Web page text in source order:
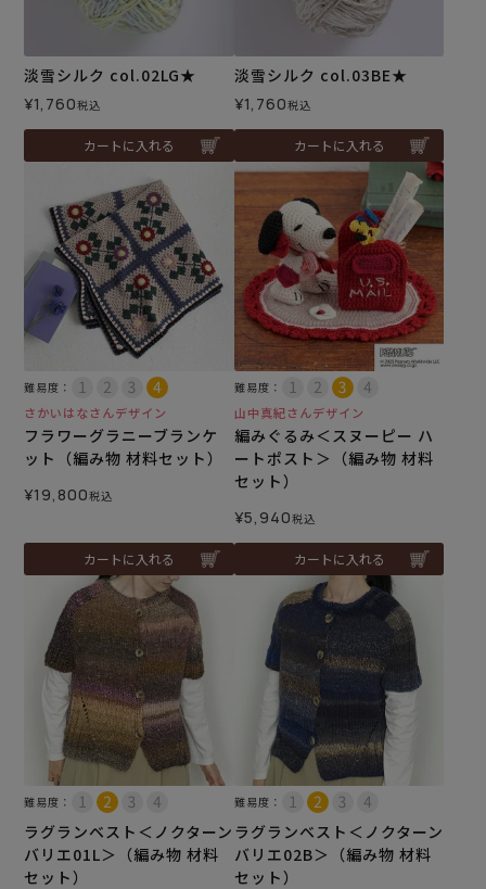
淡雪シルク col.02LG★
¥1,760税込
カートに入れる
淡雪シルク col.03BE★
¥1,760税込
カートに入れる
難易度：
さかいはなさんデザイン
フラワーグラニーブランケ
ット（編み物 材料セット）
¥19,800税込
カートに入れる
難易度：
山中真紀さんデザイン
編みぐるみ＜スヌーピー ハ
ートポスト＞（編み物 材料
セット）
¥5,940税込
カートに入れる
難易度：
ラグランベスト＜ノクターン
バリエ01L＞（編み物 材料
セット）
難易度：
ラグランベスト＜ノクターン
バリエ02B＞（編み物 材料
セット）